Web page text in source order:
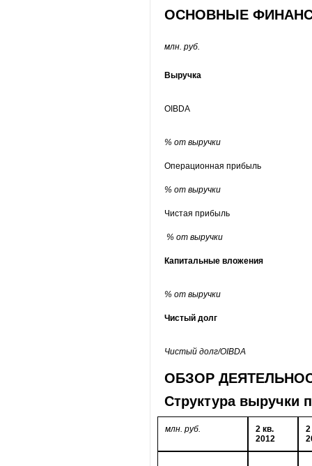
ОСНОВНЫЕ
млн. руб.
Выручка
OIBDA
% от выручки
Операционная прибыль
% от выручки
Чистая прибыль
% от выручки
Капитальные вложения
% от выручки
Чистый долг
Чистый долг/OIBDA
ОБЗОР
Структура выручки
млн. руб. 2 кв.
2012
2